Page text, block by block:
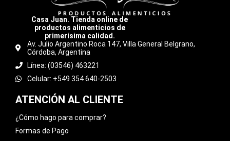
Casa Juan. Tienda online de
productos alimenticios de
primerísima calidad.
Av. Julio Argentino Roca 147, Villa General Belgrano,
Córdoba, Argentina
Línea: (03546) 463221
Celular: +549 354 640-2503
ATENCIÓN AL CLIENTE
¿Cómo hago para comprar?
Formas de Pago